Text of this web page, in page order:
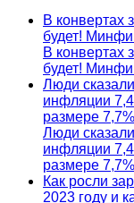
В конвертах
будет!
В конвертах
будет!
Люди
инфляции
размере 7,7%
Люди
инфляции
размере 7,7%
Как росли
2023 году и